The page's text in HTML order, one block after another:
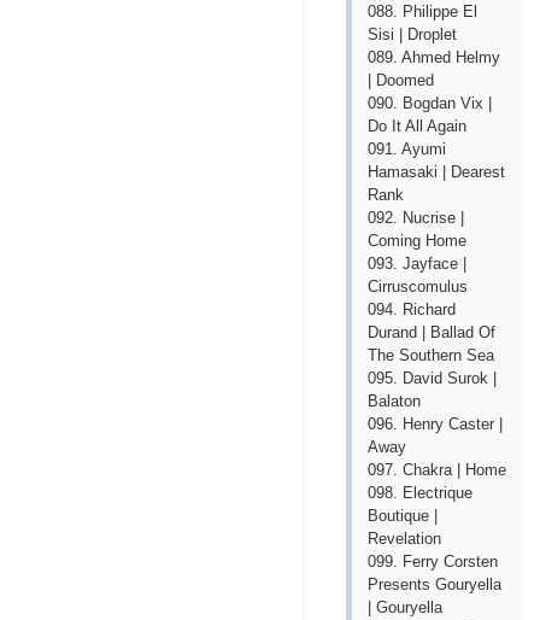
088. Philippe El
Sisi | Droplet
089. Ahmed Helmy
| Doomed
090. Bogdan Vix |
Do It All Again
091. Ayumi
Hamasaki | Dearest
Rank
092. Nucrise |
Coming Home
093. Jayface |
Cirruscomulus
094. Richard
Durand | Ballad Of
The Southern Sea
095. David Surok |
Balaton
096. Henry Caster |
Away
097. Chakra | Home
098. Electrique
Boutique |
Revelation
099. Ferry Corsten
Presents Gouryella
| Gouryella